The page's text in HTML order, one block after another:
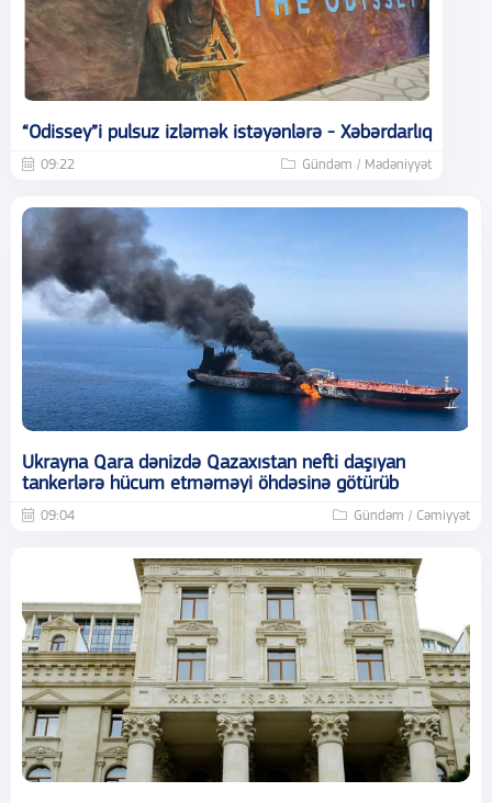
“Odissey”i pulsuz izləmək istəyənlərə - Xəbərdarlıq
09:22 Gündəm / Mədəniyyət
Ukrayna Qara dənizdə Qazaxıstan nefti daşıyan
tankerlərə hücum etməməyi öhdəsinə götürüb
09:04 Gündəm / Cəmiyyət